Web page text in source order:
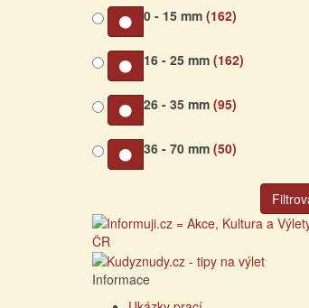
0 - 15 mm (162)
16 - 25 mm (162)
26 - 35 mm (95)
36 - 70 mm (50)
Informace